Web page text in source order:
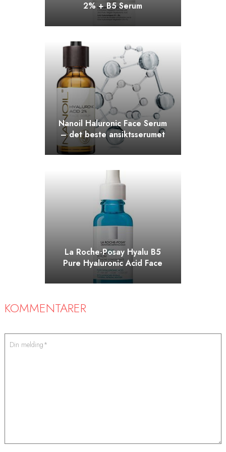
2% + B5 Serum
Nanoil Haluronic Face Serum
– det beste ansiktsserumet
La Roche-Posay Hyalu B5
Pure Hyaluronic Acid Face
Serum
KOMMENTARER